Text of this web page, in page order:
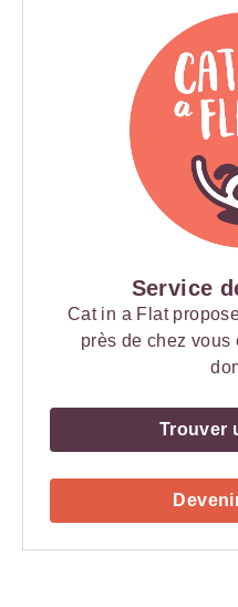
Service
Cat in a Flat
près de chez
Trouver